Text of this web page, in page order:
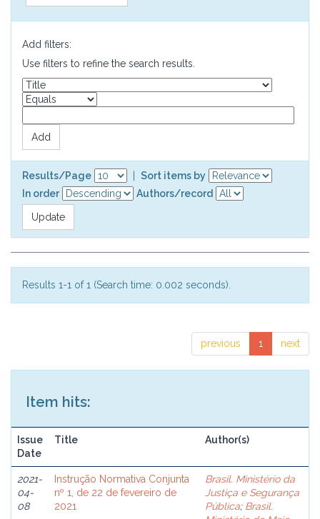
Add filters:
Use filters to refine the search results.
Results/Page
Sort items by
In order
Authors/record
Results 1-1 of 1 (Search time: 0.002 seconds).
previous 1 next
Item hits:
Issue
Date
Title Author(s)
2021-
04-
08
Instrução Normativa Conjunta
nº 1, de 22 de fevereiro de
2021
Brasil. Ministério da
Justiça e Segurança
Pública; Brasil.